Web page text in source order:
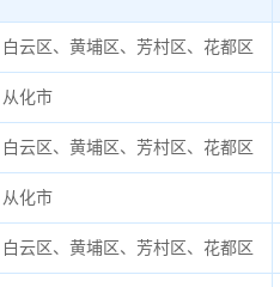
云区、黄埔区、芳村区、花都区
化市
云区、黄埔区、芳村区、花都区
化市
云区、黄埔区、芳村区、花都区